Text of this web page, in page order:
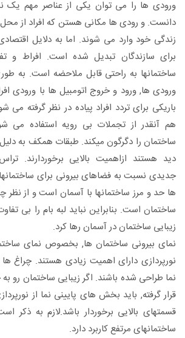
ورودی ها را می توان یکی از عناصر مهم یک
دانست. و رودی ها مکانی هستن که افراد از
زندگی خود وارد می شوند. اما به دلایل
برای سازندگان تبدیل شده است. افراط و
ساختمانها به راحتی قابل ملاحضه است. به
ورودی ها, ورود و خروج اتومبیل ها با ورودی
باریکی برای تردد افراد پیاده در نظر گرفته
هم آنقدر از تجملات بی رویه استفاده می
ساختمان را دگرگون میکند. طبقات همکف به
دید هستند ازاهمیت بالایی برخوردارند.
جدیدی نسبت به فضاهای بیرونی برای ساختمانها
ها حد و مرز ساختمانها با آسمان است و از نظر
ساختمان است. بنابراین نباید لبه بام را بی
زیبایی ساختمان در آسمان رها کرد.
نمای بیرونی ساختمان ها, بخصوص نمای
نورپردازی دارای اهمیت زیادی هستند. چراغ
نما طراحی شده باشند. اگر زیبایی ساختمان رو
قرار گرفته, باید بخش های پایینی نما از
قسمتهای بالایی برخوردار باشد.لازم به
ساختمانهای مرتفع کاربرد دارد.